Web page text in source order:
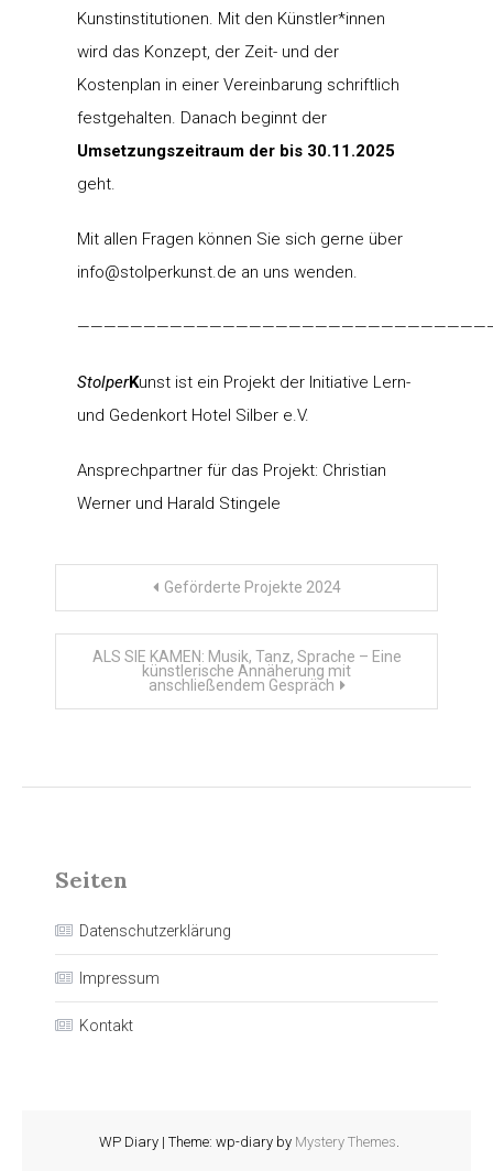
Kunstinstitutionen. Mit den Künstler*innen
wird das Konzept, der Zeit- und der
Kostenplan in einer Vereinbarung schriftlich
festgehalten. Danach beginnt der
Umsetzungszeitraum der bis 30.11.2025
geht.
Mit allen Fragen können Sie sich gerne über
info@stolperkunst.de an uns wenden.
StolperKunst ist ein Projekt der Initiative Lern-
und Gedenkort Hotel Silber e.V.
Ansprechpartner für das Projekt: Christian
Werner und Harald Stingele
Beitragsnavigation
Geförderte Projekte 2024
ALS SIE KAMEN: Musik, Tanz, Sprache – Eine
künstlerische Annäherung mit
anschließendem Gespräch
Seiten
Datenschutzerklärung
Impressum
Kontakt
WP Diary | Theme: wp-diary by Mystery Themes